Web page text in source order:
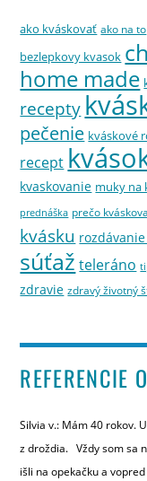
ako kváskovať ako na to
bezlepkovy kvasok
home made
recepty
pečenie kváskové
recept
kvaskovanie muky na
prednáška prečo
kvásku
súťaž teleráno
zdravie zdravý životný
REFERENCIE
Silvia v.: Mám 40 rokov.
z droždia. Vždy som sa
išli na opekačku a